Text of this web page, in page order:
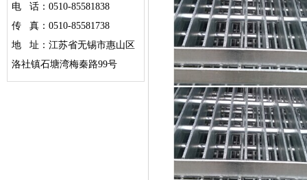
电 话：0510-85581838
传 真：0510-85581738
地 址：江苏省无锡市惠山区
洛社镇石塘湾梅秦路99号